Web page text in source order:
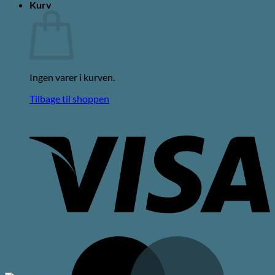
Kurv
Ingen varer i kurven.
Tilbage til shoppen